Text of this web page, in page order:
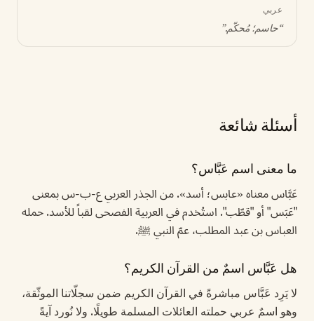
عربي
“حاسم؛ مُحكّم.”
أسئلة شائعة
ما معنى اسم عَبَّاس؟
عَبَّاس معناه «عابس؛ أسد». من الجذر العربي ع-ب-س بمعنى
"عَبَس" أو "قطّب". استُخدم في العربية الفصحى لقباً للأسد. حمله
العباس بن عبد المطلب، عمّ النبي ﷺ.
هل عَبَّاس اسمٌ من القرآن الكريم؟
لا يَرِد عَبَّاس مباشرةً في القرآن الكريم ضمن سجلّاتنا الموثّقة،
وهو اسمٌ عربي حملته العائلات المسلمة طويلًا. ولا نُورد آيةً